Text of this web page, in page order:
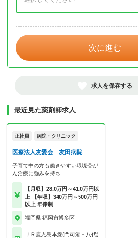
次に進む
求人を保存する
最近見た薬剤師求人
正社員 病院・クリニック
医療法人友愛会 友田病院
子育て中の方も働きやすい環境◎が
ん治療に強みを持ち…
【月収】28.0万円～41.0万円以
上 【年収】340万円～500万円
以上 年俸制
福岡県 福岡市博多区
ＪＲ鹿児島本線(門司港－八代)